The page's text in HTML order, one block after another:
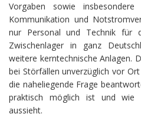
Vorgaben sowie
Kommunikation und
nur Personal und Technik für
Zwischenlager in ganz
weitere kerntechnische Anlagen.
bei Störfällen unverzüglich vor
die naheliegende Frage
praktisch möglich ist und wie
aussieht.